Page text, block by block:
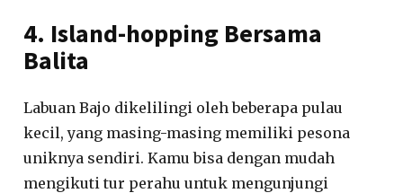
4. Island-hopping Bersama
Balita
Labuan Bajo dikelilingi oleh beberapa pulau
kecil, yang masing-masing memiliki pesona
uniknya sendiri. Kamu bisa dengan mudah
mengikuti tur perahu untuk mengunjungi